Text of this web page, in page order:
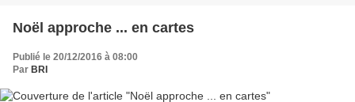
Noël approche ... en cartes
Publié le 20/12/2016 à 08:00
Par BRI